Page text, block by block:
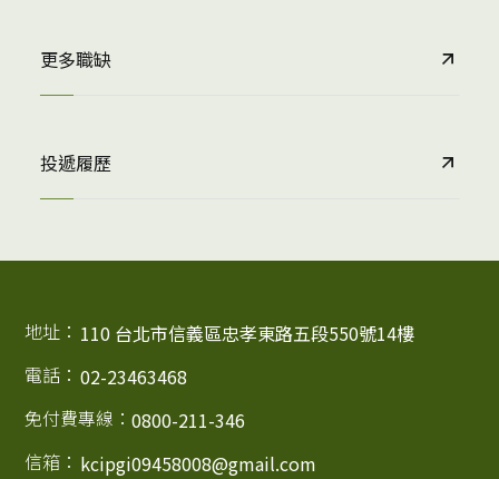
更多職缺
投遞履歷
地址： 110 台北市信義區忠孝東路五段550號14樓
電話： 02-23463468
免付費專線：0800-211-346
信箱： kcipgi09458008@gmail.com